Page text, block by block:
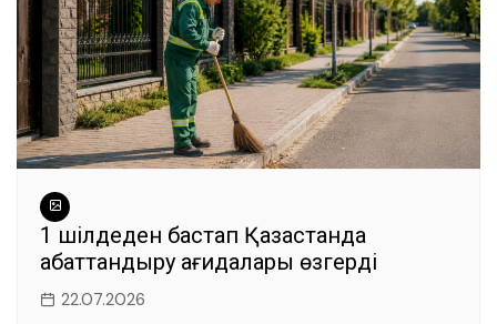
1 шілдеден бастап Қазақстанда
абаттандыру қағидалары өзгерді
22.07.2026